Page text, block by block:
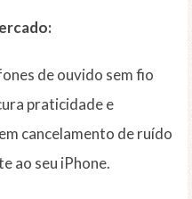
de ouvido sem fio
praticidade e
cancelamento de ruído
ao seu iPhone.